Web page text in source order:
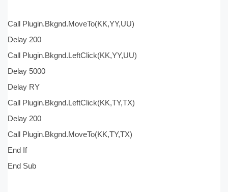
Call Plugin.Bkgnd.MoveTo(KK,YY,UU)
Delay 200
Call Plugin.Bkgnd.LeftClick(KK,YY,UU)
Delay 5000
Delay RY
Call Plugin.Bkgnd.LeftClick(KK,TY,TX)
Delay 200
Call Plugin.Bkgnd.MoveTo(KK,TY,TX)
End If
End Sub